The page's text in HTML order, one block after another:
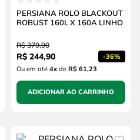
PERSIANA ROLO BLACKOUT
ROBUST 160L X 160A LINHO
R$ 379,90
R$ 244,90 -36%
Ou em até 4xde R$ 61,23
ADICIONAR AO CARRINHO